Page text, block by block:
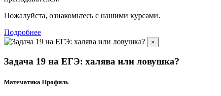
Пожалуйста, ознакомьтесь с нашими курсами.
Подробнее
×
Задача 19 на ЕГЭ: халява или ловушка?
Математика Профиль